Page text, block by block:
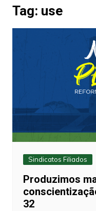
Tag: use
Sindicatos Filiados
Produzimos
32